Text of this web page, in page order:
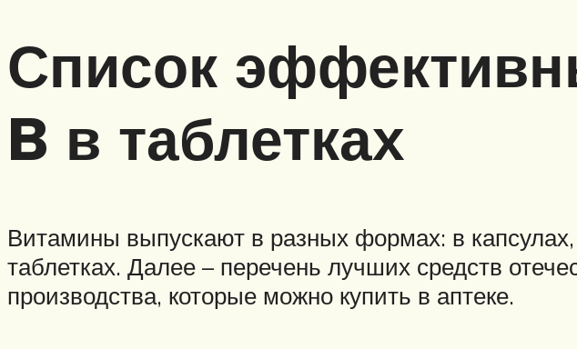
Список
B в таблетках
Витамины выпускают в разных формах: в
таблетках. Далее – перечень лучших средств
производства, которые можно купить в аптеке.